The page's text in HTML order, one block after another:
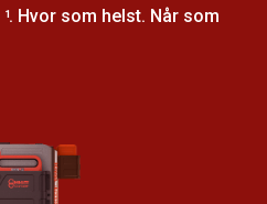
1. Hvor som helst. Når som